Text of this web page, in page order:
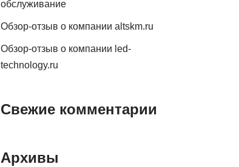
обслуживание
Обзор-отзыв о компании altskm.ru
Обзор-отзыв о компании led-
technology.ru
Свежие комментарии
Архивы